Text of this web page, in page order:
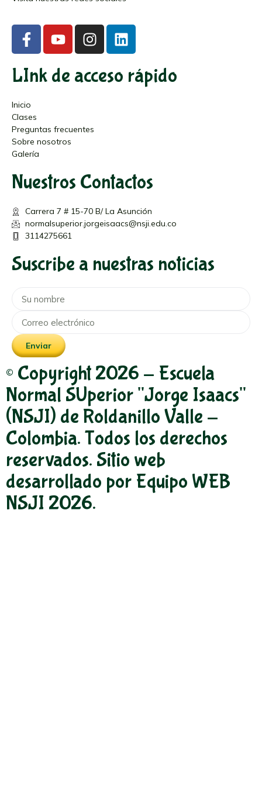
LInk de acceso rápido
Inicio
Clases
Preguntas frecuentes
Sobre nosotros
Galería
Nuestros Contactos
Carrera 7 # 15-70 B/ La Asunción
normalsuperior.jorgeisaacs@nsji.edu.co
3114275661
Suscribe a nuestras noticias
Enviar
© Copyright 2026 - Escuela
Normal SUperior "Jorge Isaacs"
(NSJI) de Roldanillo Valle -
Colombia. Todos los derechos
reservados. Sitio web
desarrollado por Equipo WEB
NSJI 2026.